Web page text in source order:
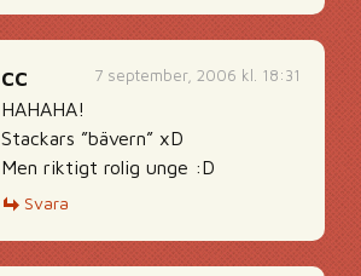
7 september, 2006 kl. 18:31
CC
HAHAHA!
Stackars ”bävern” xD
Men riktigt rolig unge :D
Svara